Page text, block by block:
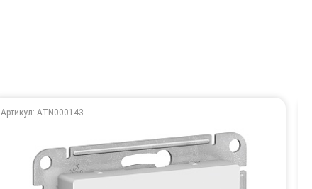
Артикул: ATN000143